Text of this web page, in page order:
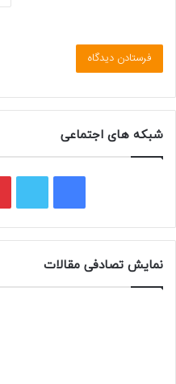
شبکه های اجتماعی
ی
س
ب
و
ی
نمایش تصادفی مقالات